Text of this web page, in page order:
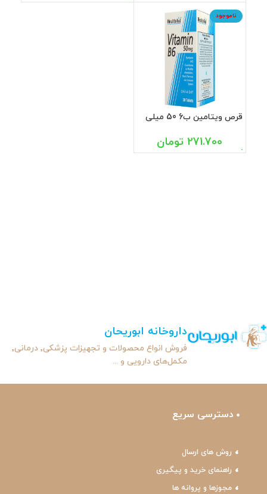
ناموجود
قرص ویتامین ب6 50 میلی
271.700 تومان
داروخانه ابوریحان
فروش انواع محصولات و تجهیزات پزشکی٬ درمانی٬
مکمل‌های دارویی و ...
دسترسی سریع
روش های ارسال
راهنمای خرید و پیگیری
مجوزها و پروانه ها